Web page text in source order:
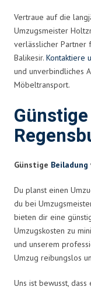
Vertraue auf die
Umzugsmeister
verlässlicher Partner
Balikesir. Kontaktiere
und unverbindliches
Möbeltransport.
Günstige Beiladung
Du planst einen
du bei
bieten dir eine
Umzugskosten zu
und unserem
Umzug reibungslos
Uns ist bewusst,